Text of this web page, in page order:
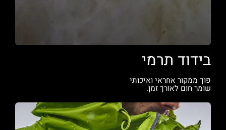
בידוד תרמי
פוך ממקור אחראי ואיכותי
שומר חום לאורך זמן.